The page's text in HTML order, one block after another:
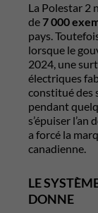
La Polestar 2
de7 000
pays.
lorsque le
2024, une
électriques
constitué des
pendant
s’épuiser
a forcé la
canadienne.
LE
DONNE